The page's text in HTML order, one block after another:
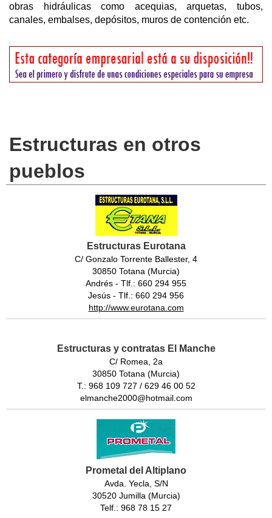
obras hidráulicas como acequias, arquetas, tubos,
canales, embalses, depósitos, muros de contención etc.
Estructuras en otros
pueblos
Estructuras Eurotana
C/ Gonzalo Torrente Ballester, 4
30850 Totana (Murcia)
Andrés - Tlf.: 660 294 955
Jesús - Tlf.: 660 294 956
http://www.eurotana.com
Estructuras y contratas El Manche
C/ Romea, 2a
30850 Totana (Murcia)
T.: 968 109 727 / 629 46 00 52
elmanche2000@hotmail.com
Prometal del Altiplano
Avda. Yecla, S/N
30520 Jumilla (Murcia)
Telf.: 968 78 15 27